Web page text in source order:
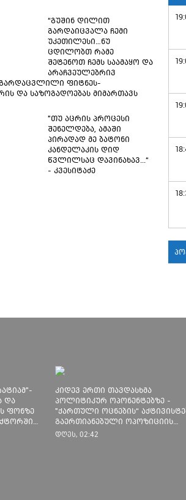
“გუშინ დილით
გარდაიცვალა ჩემი
უკეთილესი…ნუ
ცდილობთ რამე
შეტენოთ ჩემს საამაყო და
არაჩვეულებრივ
გარდაცვლილი ფიტნეს-
და საზოგადოებას მიმართავს
"თუ აცრის პროცესი
შენელდება, ამაში
პირადად მე ბატონი
კანდელაკის დიდ
წვლილსაც დავინახავ...“
- კვესიტაძე
და
ფონზე
ზრდის
კიდევ ერთი თავდასხმა
პოლიტიკურ ოპონენტებზე -
"ქართული ოცნების“
გაერთიანებული ოპოზიციის
წარმომადგენლებს ფიზიკურად
დღეს, 02:42